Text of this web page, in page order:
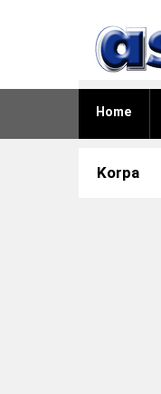
Home
Korpa